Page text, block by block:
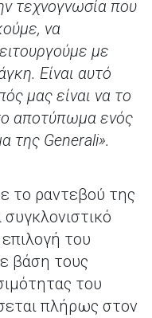
τεχνογνωσία που
να
με
Είναι αυτό
μας είναι να το
αποτύπωμα ενός
της Generali».
το ραντεβού της
του
βάση τους
του
πλήρως στον